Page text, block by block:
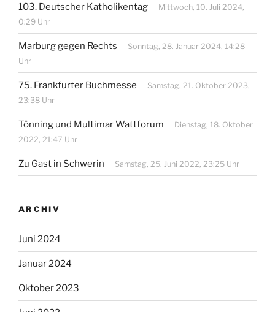
103. Deutscher Katholikentag
Mittwoch, 10. Juli 2024,
0:29 Uhr
Marburg gegen Rechts
Sonntag, 28. Januar 2024, 14:28
Uhr
75. Frankfurter Buchmesse
Samstag, 21. Oktober 2023,
23:38 Uhr
Tönning und Multimar Wattforum
Dienstag, 18. Oktober
2022, 21:47 Uhr
Zu Gast in Schwerin Samstag, 25. Juni 2022, 23:25 Uhr
ARCHIV
Juni 2024
Januar 2024
Oktober 2023